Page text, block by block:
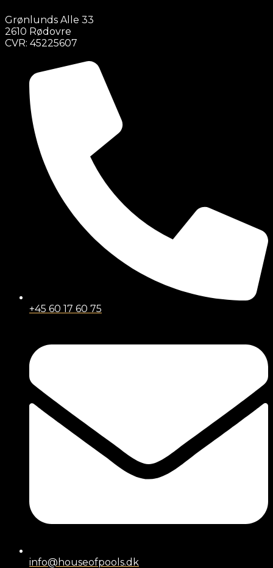
Grønlunds Alle 33
2610 Rødovre
CVR: 45225607
+45 60 17 60 75
info@houseofpools.dk